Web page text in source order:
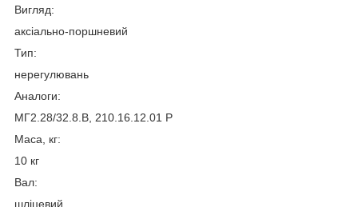
Вигляд:
аксіально-поршневий
Тип:
нерегулювань
Аналоги:
МГ2.28/32.8.В, 210.16.12.01 Р
Маса, кг:
10 кг
Вал:
шліцевий